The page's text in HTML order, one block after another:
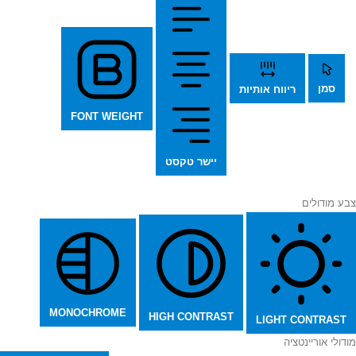
סמן ריווח אותיות
יישר טקסט
FONT WEIGHT
צבע מודולים
LIGHT CONTRAST
HIGH CONTRAST
MONOCHROME
מודולי אוריינטציה